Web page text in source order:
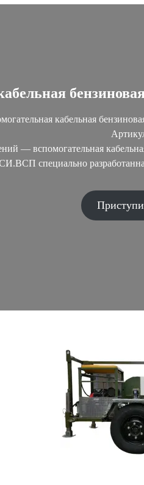
кабельная
— вспомогательная
специально